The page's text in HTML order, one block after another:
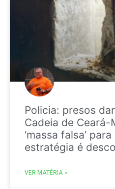
Policia: presos
Cadeia de Ceará-
‘massa falsa’
estratégia é
VER MATÉRIA »